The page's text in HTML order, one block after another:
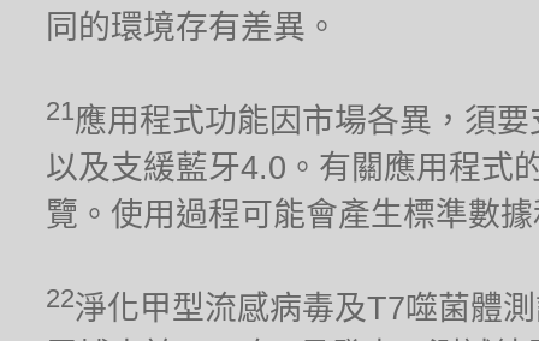
同的環境存有差異。
21應用程式功能因市場各異，須
以及支緩藍牙4.0。有關應用程式
覽。使用過程可能會產生標準數
22淨化甲型流感病毒及T7噬菌體